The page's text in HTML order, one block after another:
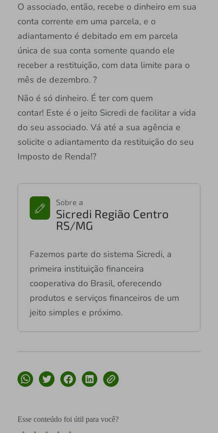
O associado, então, recebe o dinheiro em sua
conta corrente em uma parcela, e o
adiantamento é debitado em em parcela
única de sua conta somente quando ele
receber a restituição, com data limite para o
mês de dezembro. ?
Não é só dinheiro. É ter com quem
contar! Este é o jeito Sicredi de facilitar a vida
do seu associado. Vá até a sua agência e
solicite o adiantamento da restituição do seu
Imposto de Renda!?
Sobre a
Sicredi Região Centro
RS/MG
Fazemos parte do sistema Sicredi, a
primeira instituição financeira
cooperativa do Brasil, oferecendo
produtos e serviços financeiros de um
jeito simples e próximo.
Esse conteúdo foi útil para você?